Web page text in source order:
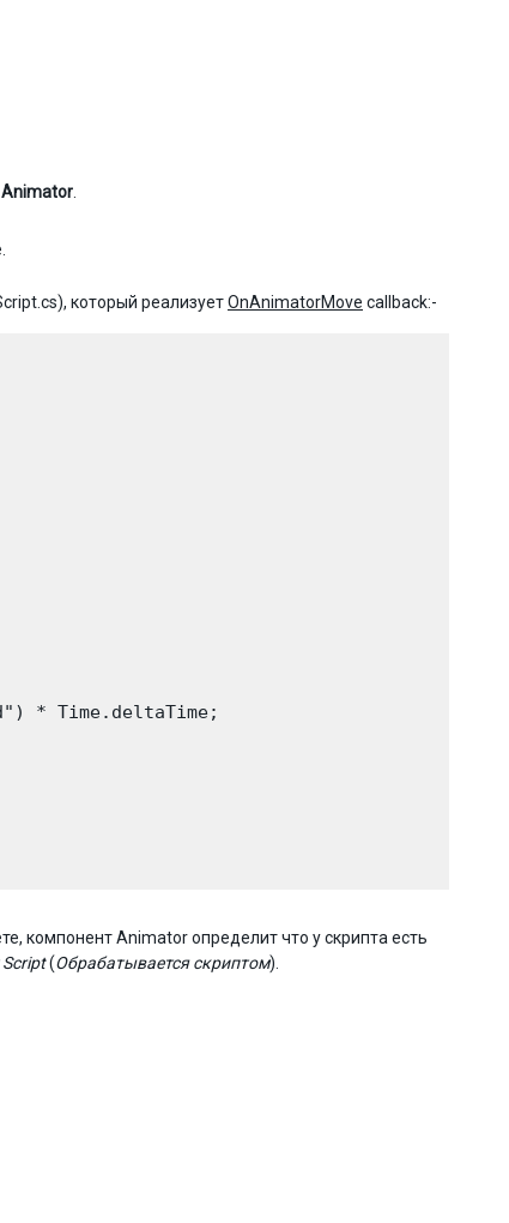
Animator
который реализуетOnAnimatorMove callback:-
* Time.deltaTime;
компонент Animator определит что у скрипта есть
(Обрабатывается скриптом).